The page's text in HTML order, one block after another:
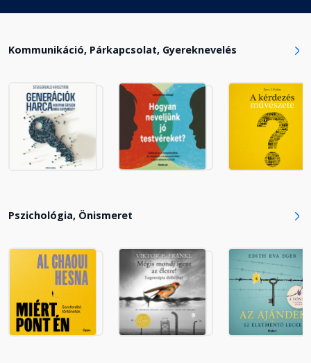
Felfelé a polivagális létrán
Fejezet hossza: 00:05:29
Az árulás lavinája
Fejezet hossza: 00:07:46
Részeink feltérképezésének alapjai
Fejezet hossza: 00:08:28
A kötődési folyamatok megértése
Fejezet hossza: 00:06:26
A védekezés átalakítása
Kommunikáció, Párkapcsolat, Gyereknevelés
Pszichológia, Önismeret